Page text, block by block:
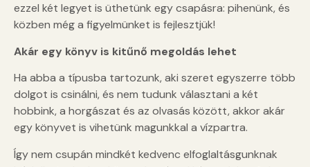
ezzel két legyet is üthetünk egy csapásra: pihenünk, és
közben még a figyelmünket is fejlesztjük!
Akár egy könyv is kitűnő megoldás lehet
Ha abba a típusba tartozunk, aki szeret egyszerre több
dolgot is csinálni, és nem tudunk választani a két
hobbink, a horgászat és az olvasás között, akkor akár
egy könyvet is vihetünk magunkkal a vízpartra.
Így nem csupán mindkét kedvenc elfoglaltásgunknak